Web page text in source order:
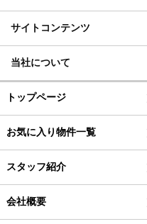
サイトコンテンツ
当社について
トップページ
お気に入り物件一覧
スタッフ紹介
会社概要